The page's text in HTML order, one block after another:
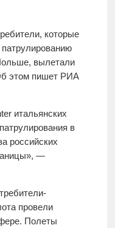
которые
вылетали
этом пишет РИА
итальянских
в
российских
—
провели
Полеты